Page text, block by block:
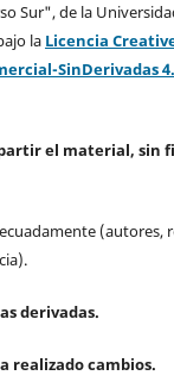
Sur", de la
la Licencia
SinDerivadas
el material, sin
(autores,
derivadas.
realizado cambios.